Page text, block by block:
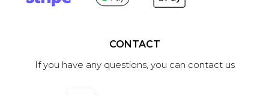
CONTACT
If you have any questions, you can contact us